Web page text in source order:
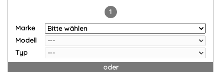
1
Marke
Modell
Typ
oder